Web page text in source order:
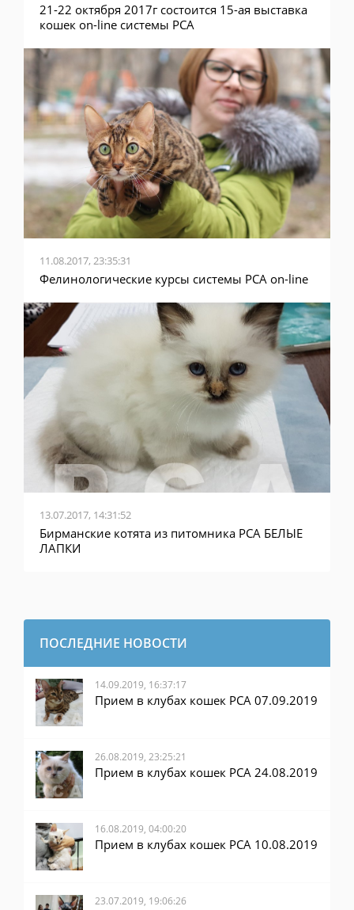
21-22 октября 2017г состоится 15-ая выставка
кошек on-line системы PCA
11.08.2017, 23:35:31
Фелинологические курсы системы PCA on-line
13.07.2017, 14:31:52
Бирманские котята из питомника PCA БЕЛЫЕ
ЛАПКИ
ПОСЛЕДНИЕ НОВОСТИ
14.09.2019, 16:37:17
Прием в клубах кошек PCA 07.09.2019
26.08.2019, 23:25:21
Прием в клубах кошек PCA 24.08.2019
16.08.2019, 04:00:20
Прием в клубах кошек PCA 10.08.2019
23.07.2019, 19:06:26